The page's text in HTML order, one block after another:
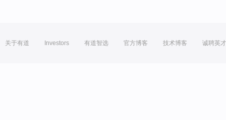
关于有道 Investors 有道智选 官方博客 技术博客 诚聘英才